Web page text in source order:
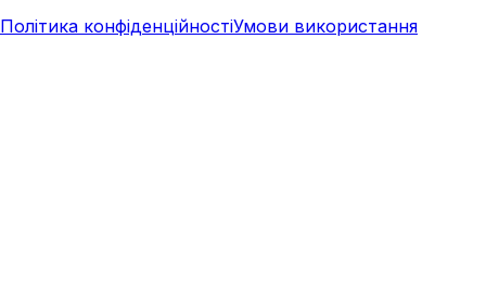
Політика конфіденційностіУмови використання